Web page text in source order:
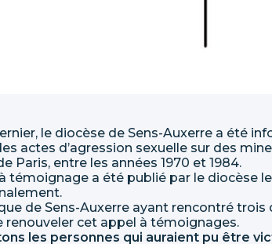
le diocèse de Sens-Auxerre a été
actes d’agression sexuelle sur des
Paris, entre les années 1970 et 1984.
témoignage a été publié par le diocèse
de Sens-Auxerre ayant rencontré
renouveler cet appel à témoignages.
les personnes qui auraient pu être